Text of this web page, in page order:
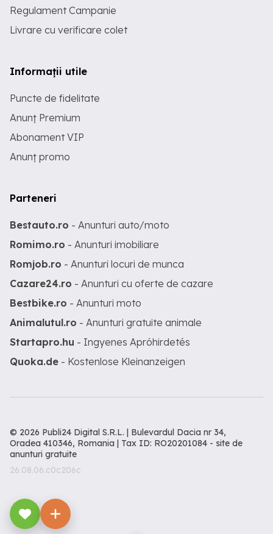
Regulament Campanie
Livrare cu verificare colet
Informații utile
Puncte de fidelitate
Anunț Premium
Abonament VIP
Anunț promo
Parteneri
Bestauto.ro - Anunturi auto/moto
Romimo.ro - Anunturi imobiliare
Romjob.ro - Anunturi locuri de munca
Cazare24.ro - Anunturi cu oferte de cazare
Bestbike.ro - Anunturi moto
Animalutul.ro - Anunturi gratuite animale
Startapro.hu - Ingyenes Apróhirdetés
Quoka.de - Kostenlose Kleinanzeigen
© 2026 Publi24 Digital S.R.L. | Bulevardul Dacia nr 34,
Oradea 410346, Romania | Tax ID: RO20201084 - site de
anunturi gratuite
26.08.06.c0c206c